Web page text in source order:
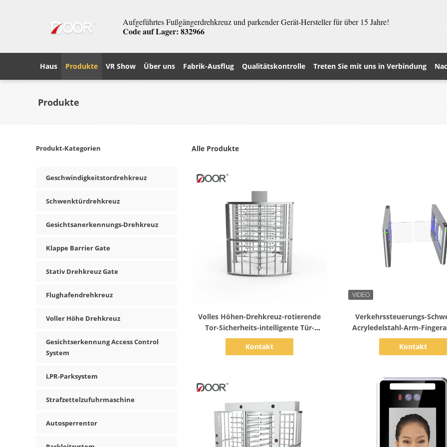
Aufgeführtes Fußgängerdrehkreuz und parkender Gerät-Hersteller für über 15 Jahre!
Code auf Lager: 832966
Haus Produkte VR Show Über uns Fabrik-Ausflug Qualitätskontrolle Treten Sie mit uns in Verbindung
Produkte
Produkt-Kategorien
Geschwindigkeitstordrehkreuz
Schwenktürdrehkreuz
Gesichtsanerkennungs-Drehkreuz
Klappe Barrier Gate
Stativ Drehkreuz Gate
Flughafendrehkreuz
Voller Höhe Drehkreuz
Gesichtserkennung Access Control
System
LPR-Parksystem
Strafzettelzufuhrmaschine
Autosperrentor
Alle Produkte
Volles Höhen-Drehkreuz-rotierende
Tor-Sicherheits-intelligente Tür-
Antiheckklappe des Edelstahl-304
Kontakt
Verkehrssteuerungs-
Acryledelstahl-Arm-
Ablehnung zur
des Datenflusses
Kontakt